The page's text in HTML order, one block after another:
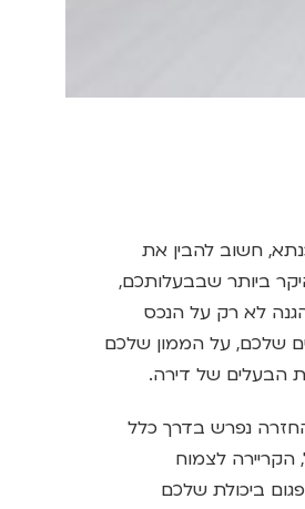
חשוב להבין את
ביותר שבבעלותכם,
לא רק על הנכס
שלכם, על הממון שלכם
הבעלים של דירה.
נפרש בדרך כלל
הקריירה לצמוח
ביכולת שלכם